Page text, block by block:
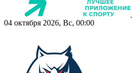
04 октября 2026, Вс, 00:00